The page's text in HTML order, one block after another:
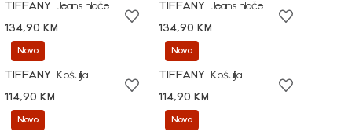
TIFFANY
Jeans hlače
134,90 KM
TIFFANY
Jeans hlače
134,90 KM
Novo
TIFFANY
Košulja
114,90 KM
Novo
TIFFANY
Košulja
114,90 KM
Novo Novo